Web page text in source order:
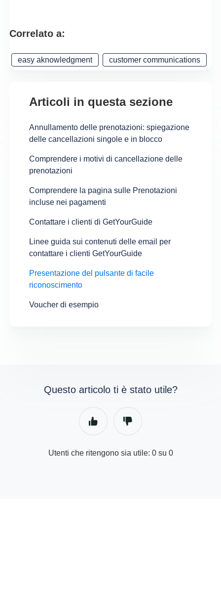
Correlato a:
easy aknowledgment customer communications
Articoli in questa sezione
Annullamento delle prenotazioni: spiegazione
delle cancellazioni singole e in blocco
Comprendere i motivi di cancellazione delle
prenotazioni
Comprendere la pagina sulle Prenotazioni
incluse nei pagamenti
Contattare i clienti di GetYourGuide
Linee guida sui contenuti delle email per
contattare i clienti GetYourGuide
Presentazione del pulsante di facile
riconoscimento
Voucher di esempio
Questo articolo ti è stato utile?
Utenti che ritengono sia utile: 0 su 0